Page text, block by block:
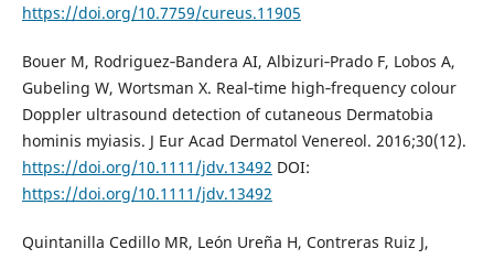
https://doi.org/10.7759/cureus.11905
Bouer M, Rodriguez‐Bandera AI, Albizuri‐Prado F, Lobos A,
Gubeling W, Wortsman X. Real‐time high‐frequency colour
Doppler ultrasound detection of cutaneous Dermatobia
hominis myiasis. J Eur Acad Dermatol Venereol. 2016;30(12).
https://doi.org/10.1111/jdv.13492 DOI:
https://doi.org/10.1111/jdv.13492
Quintanilla Cedillo MR, León Ureña H, Contreras Ruiz J,